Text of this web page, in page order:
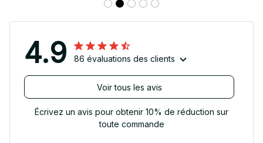
4.9 86 évaluations des clients
Voir tous les avis
Écrivez un avis pour obtenir 10% de réduction sur
toute commande